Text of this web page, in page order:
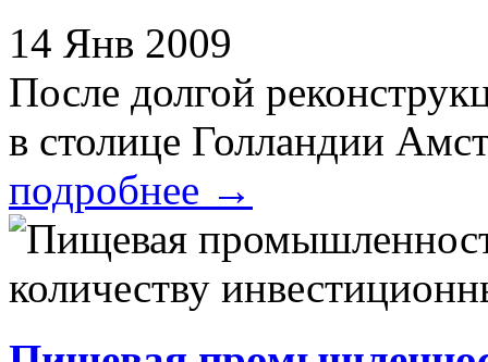
14 Янв 2009
После долгой
в столице Голландии
подробнее →